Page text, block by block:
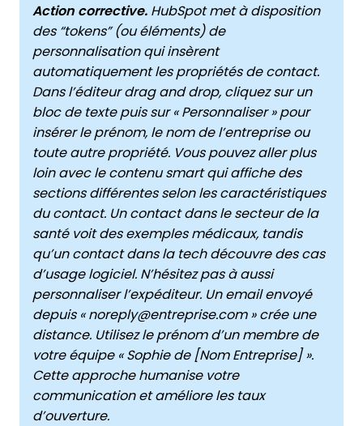
Action corrective. HubSpot met à disposition
des “tokens” (ou éléments) de
personnalisation qui insèrent
automatiquement les propriétés de contact.
Dans l’éditeur drag and drop, cliquez sur un
bloc de texte puis sur « Personnaliser » pour
insérer le prénom, le nom de l’entreprise ou
toute autre propriété. Vous pouvez aller plus
loin avec le contenu smart qui affiche des
sections différentes selon les caractéristiques
du contact. Un contact dans le secteur de la
santé voit des exemples médicaux, tandis
qu’un contact dans la tech découvre des cas
d’usage logiciel. N’hésitez pas à aussi
personnaliser l’expéditeur. Un email envoyé
depuis « noreply@entreprise.com » crée une
distance. Utilisez le prénom d’un membre de
votre équipe « Sophie de [Nom Entreprise] ».
Cette approche humanise votre
communication et améliore les taux
d’ouverture.